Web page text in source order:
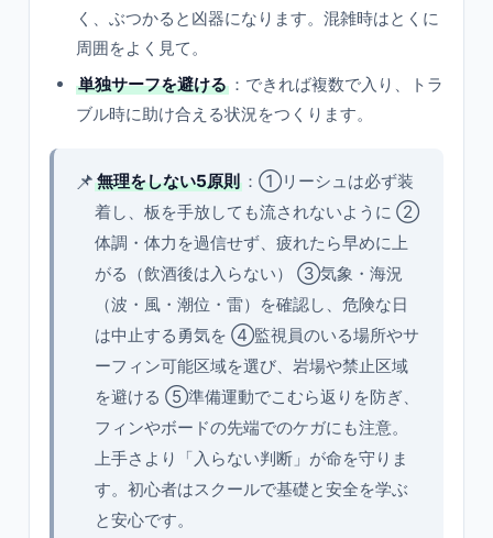
く、ぶつかると凶器になります。混雑時はとくに
周囲をよく見て。
単独サーフを避ける ：できれば複数で入り、トラ
ブル時に助け合える状況をつくります。
📌 無理をしない5原則 ：①リーシュは必ず装
着し、板を手放しても流されないように ②
体調・体力を過信せず、疲れたら早めに上
がる（飲酒後は入らない） ③気象・海況
（波・風・潮位・雷）を確認し、危険な日
は中止する勇気を ④監視員のいる場所やサ
ーフィン可能区域を選び、岩場や禁止区域
を避ける ⑤準備運動でこむら返りを防ぎ、
フィンやボードの先端でのケガにも注意。
上手さより「入らない判断」が命を守りま
す。初心者はスクールで基礎と安全を学ぶ
と安心です。